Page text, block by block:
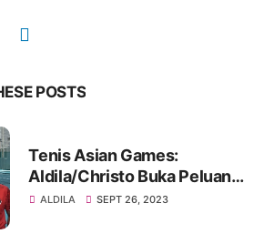
POSTS
Tenis Asian Games:
Aldila/Christo Buka Peluang
Pertahankan Emas
ALDILA SEPT 26, 2023